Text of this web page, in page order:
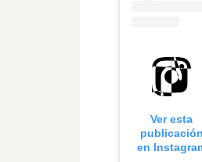
Ver esta
publicación
en